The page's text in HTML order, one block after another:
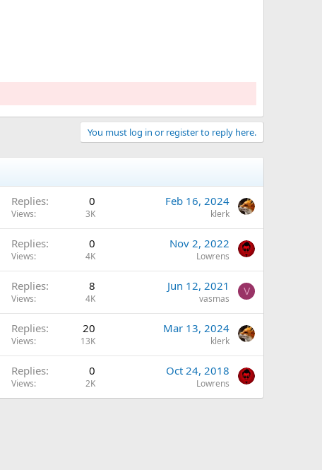
You must log in or register to reply here.
Replies 0
Views 3K
Feb 16, 2024
klerk
Replies 0
Views 4K
Nov 2, 2022
Lowrens
Replies 8
Views 4K
Jun 12, 2021
vasmas
V
Replies 20
Views 13K
Mar 13, 2024
klerk
Replies 0
Views 2K
Oct 24, 2018
Lowrens